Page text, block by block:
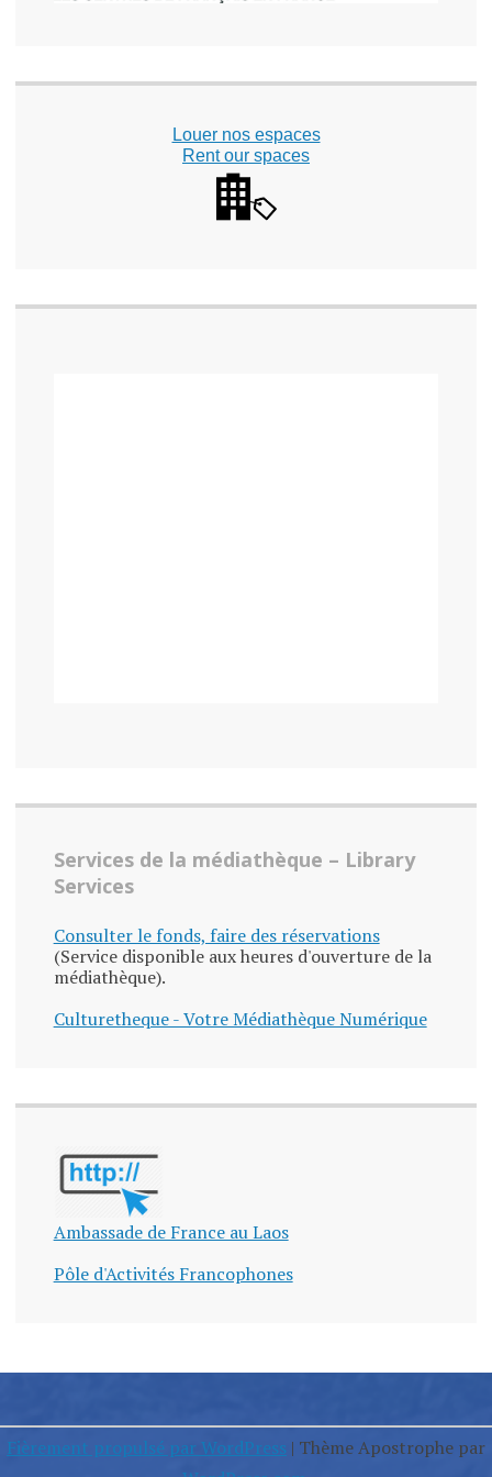
Louer nos espaces
Rent our spaces
Services de la médiathèque – Library
Services
Consulter le fonds, faire des réservations
(Service disponible aux heures d'ouverture de la
médiathèque).
Culturetheque - Votre Médiathèque Numérique
Ambassade de France au Laos
Pôle d'Activités Francophones
Fièrement propulsé par WordPress | Thème Apostrophe par